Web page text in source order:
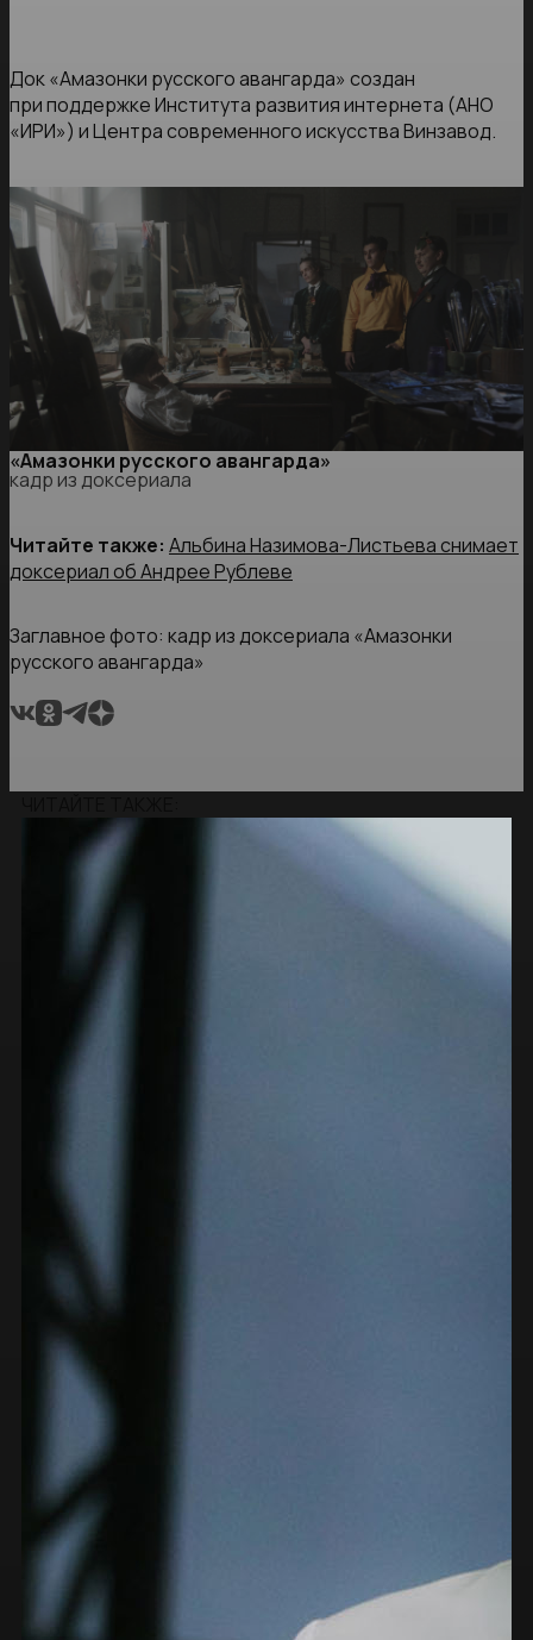
Док «Амазонки русского авангарда» создан
при поддержке Института развития интернета (АНО
«ИРИ») и Центра современного искусства Винзавод.
«Амазонки русского авангарда»
кадр из доксериала
Читайте также: Альбина Назимова-Листьева снимает
доксериал об Андрее Рублеве
Заглавное фото: кадр из доксериала «Амазонки
русского авангарда»